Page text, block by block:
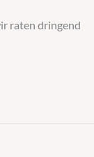
raten dringend